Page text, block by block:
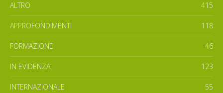
ALTRO 415
APPROFONDIMENTI 118
FORMAZIONE 46
IN EVIDENZA 123
INTERNAZIONALE 55